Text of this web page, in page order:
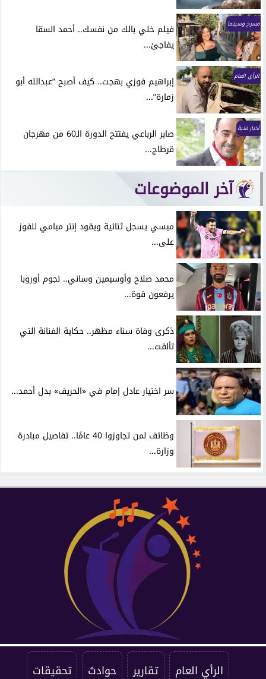
مسرح وسينما
فيلم خلي بالك من نفسك.. أحمد السقا
يفاجئ...
الرأي العام
إبراهيم فوزي بهجت.. كيف أصبح “عبدالله أبو
زمارة”...
أخبار فنية
صابر الرباعي يفتتح الدورة الـ60 من مهرجان
قرطاج...
آخر الموضوعات
ميسي يسجل ثنائية ويقود إنتر ميامي للفوز
على...
محمد صلاح وأوسيمين وساني.. نجوم أوروبا
يرفعون قوة...
ذكرى وفاة سناء مظهر.. حكاية الفنانة التي
تألقت...
سر اختيار عادل إمام في «الحريف» بدل أحمد...
وظائف لمن تجاوزوا 40 عامًا.. تفاصيل مبادرة
وزارة...
الرأي العام تقارير حوادث تحقيقات